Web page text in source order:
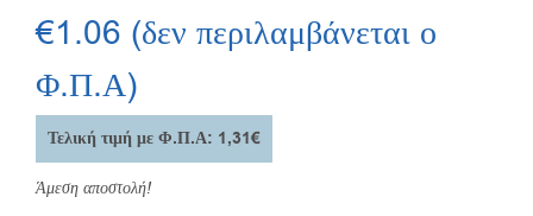
€1.06 (δεν περιλαμβάνεται ο
Φ.Π.Α)
Τελική τιμή με Φ.Π.Α: 1,31€
Άμεση αποστολή!